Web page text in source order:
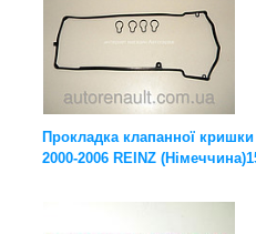
Прокладка клапанної
2000-2006 REINZ